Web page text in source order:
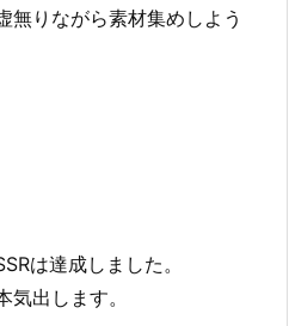
無りながら素材集めしよう
は達成しました。
出します。